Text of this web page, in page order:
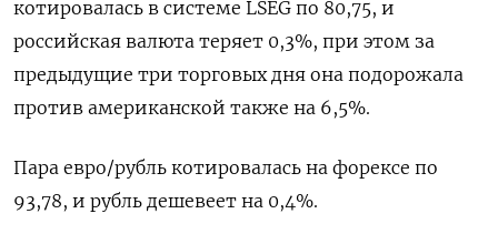
котировалась в системе LSEG по ​80,75, и
российская валюта теряет 0,3%, ​при этом за
предыдущие три ​торговых дня она ⁠подорожала
против американской также на 6,5%.
Пара евро/рубль котировалась на форексе по
93,78, и ‌рубль дешевеет на 0,4%.